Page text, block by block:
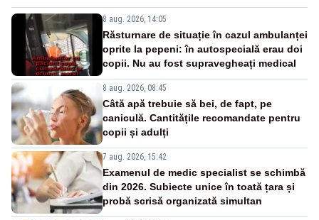
8 aug. 2026, 14:05
Răsturnare de situație în cazul ambulanței
oprite la pepeni: în autospecială erau doi
copii. Nu au fost supravegheați medical
8 aug. 2026, 08:45
Câtă apă trebuie să bei, de fapt, pe
caniculă. Cantitățile recomandate pentru
copii și adulți
7 aug. 2026, 15:42
Examenul de medic specialist se schimbă
din 2026. Subiecte unice în toată țara și
probă scrisă organizată simultan